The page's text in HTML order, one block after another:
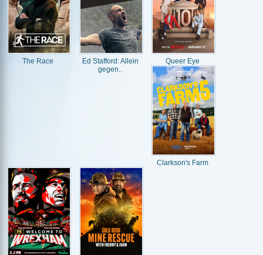
The Race
Ed Stafford: Allein
gegen..
Queer Eye
Clarkson's Farm